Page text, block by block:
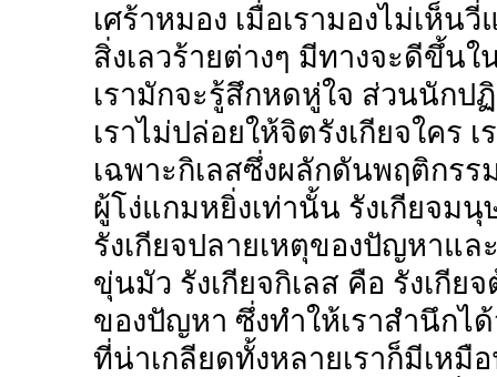
เศร้าหมอง เมื่อเรามองไม่เห็นวี่
สิ่งเลวร้ายต่างๆ มีทางจะดีขึ้น
เรามักจะรู้สึกหดหู่ใจ ส่วนนักป
เราไม่ปล่อยให้จิตรังเกียจใคร เ
เฉพาะกิเลสซึ่งผลักดันพฤติกร
ผู้โง่แกมหยิ่งเท่านั้น รังเกียจมนุ
รังเกียจปลายเหตุของปัญหาแล
ขุ่นมัว รังเกียจกิเลส คือ รังเกีย
ของปัญหา ซึ่งทำให้เราสำนึกได้
ที่น่าเกลียดทั้งหลายเราก็มีเหมื